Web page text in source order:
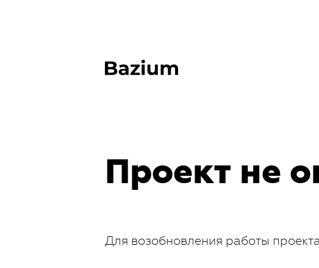
Проект не
Для возобновления работы